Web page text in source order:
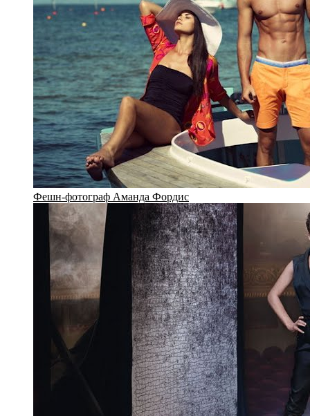
Фешн-фотограф Аманда Фордис